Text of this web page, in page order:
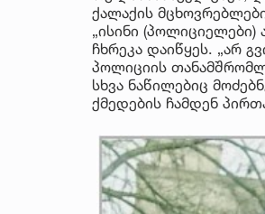
ქალაქის
„ისინი
ჩხრეკა დაიწყეს. „არ
პოლიციის
სხვა ნაწილებიც
ქმედების ჩამდენ